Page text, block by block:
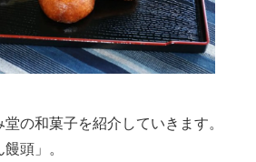
の和菓子を紹介していきます。
頭」。